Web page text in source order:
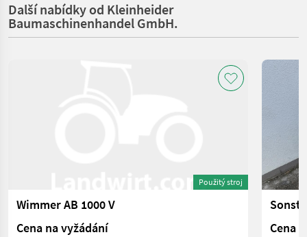
Další nabídky od Kleinheider
Baumaschinenhandel GmbH.
Použitý stroj
Wimmer AB 1000 V
Cena na vyžádání
Cena